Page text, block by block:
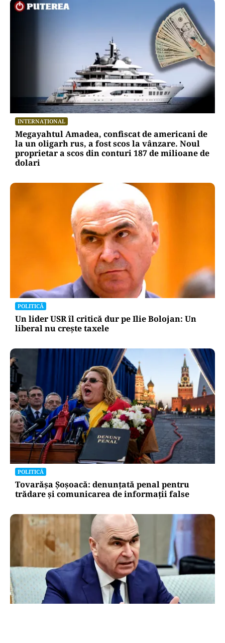
INTERNAȚIONAL
Megayahtul Amadea, confiscat de americani de
la un oligarh rus, a fost scos la vânzare. Noul
proprietar a scos din conturi 187 de milioane de
dolari
POLITICĂ
Un lider USR îl critică dur pe Ilie Bolojan: Un
liberal nu crește taxele
POLITICĂ
Tovarășa Șoșoacă: denunțată penal pentru
trădare și comunicarea de informații false